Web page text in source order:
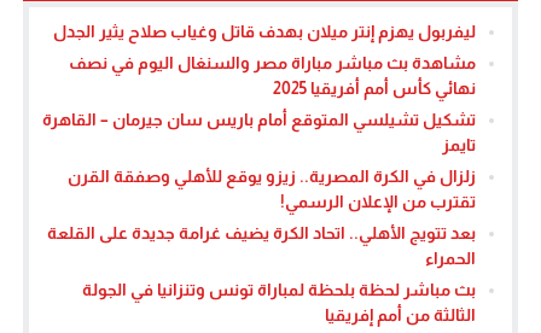
ليفربول يهزم إنتر ميلان بهدف قاتل وغياب صلاح يثير الجدل
مشاهدة بث مباشر مباراة مصر والسنغال اليوم في نصف
نهائي كأس أمم أفريقيا 2025
تشكيل تشيلسي المتوقع أمام باريس سان جيرمان – القاهرة
تايمز
زلزال في الكرة المصرية.. زيزو يوقع للأهلي وصفقة القرن
تقترب من الإعلان الرسمي!
بعد تتويج الأهلي.. اتحاد الكرة يضيف غرامة جديدة على القلعة
الحمراء
بث مباشر لحظة بلحظة لمباراة تونس وتنزانيا في الجولة
الثالثة من أمم إفريقيا